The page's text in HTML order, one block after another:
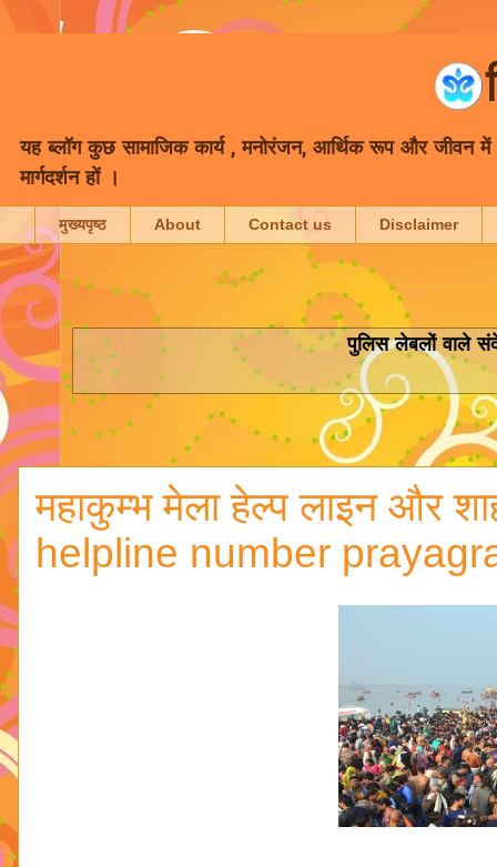
यह ब्लॉग कुछ सामाजिक कार्य , मनोरंजन, आर्थिक रूप और जीवन में
मार्गदर्शन हों ।
मुख्यपृष्ठ About Contact us Disclaimer
पुलिसलेबलों वाले
महाकुम्भ मेला हेल्प लाइन और
helpline number